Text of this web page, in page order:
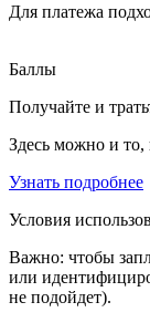
Для платежа
Баллы
Получайте и
Здесь можно и то,
Узнать подробнее
Условия
Важно: чтобы
или
не подойдет).